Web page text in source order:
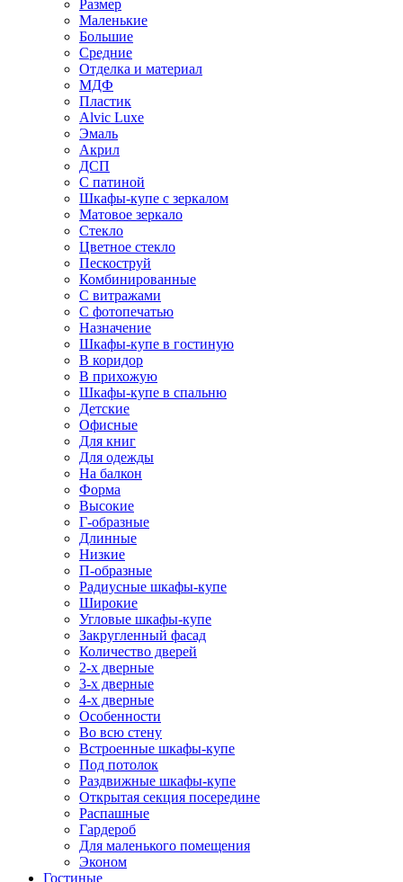
Размер
Маленькие
Большие
Средние
Отделка и материал
МДФ
Пластик
Alvic Luxe
Эмаль
Акрил
ДСП
С патиной
Шкафы-купе с зеркалом
Матовое зеркало
Стекло
Цветное стекло
Пескоструй
Комбинированные
С витражами
С фотопечатью
Назначение
Шкафы-купе в гостиную
В коридор
В прихожую
Шкафы-купе в спальню
Детские
Офисные
Для книг
Для одежды
На балкон
Форма
Высокие
Г-образные
Длинные
Низкие
П-образные
Радиусные шкафы-купе
Широкие
Угловые шкафы-купе
Закругленный фасад
Количество дверей
2-х дверные
3-х дверные
4-х дверные
Особенности
Во всю стену
Встроенные шкафы-купе
Под потолок
Раздвижные шкафы-купе
Открытая секция посередине
Распашные
Гардероб
Для маленького помещения
Эконом
Гостиные